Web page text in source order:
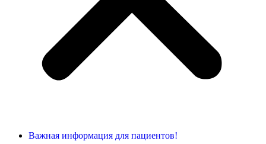
Важная информация для пациентов!